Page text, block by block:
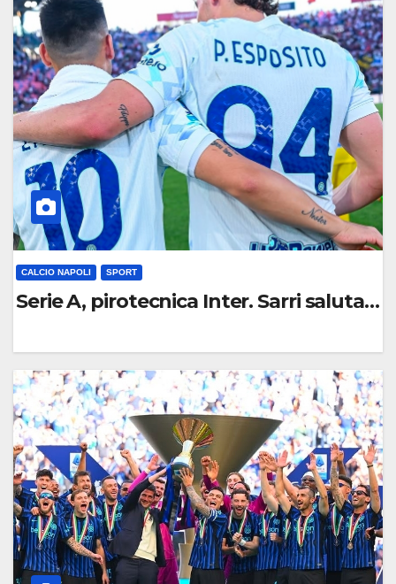
O
M
M
E
N
T
O
CALCIO NAPOLI SPORT
Serie A, pirotecnica Inter. Sarri saluta
0
M
M
E
N
T
O